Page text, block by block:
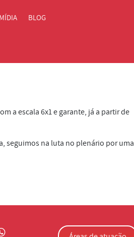
BLOG
a escala 6x1 e garante, já a partir de
seguimos na luta no plenário por uma